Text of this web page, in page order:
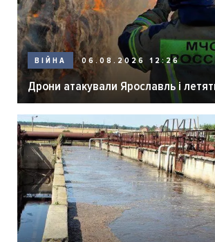
ВІЙНА 06.08.2026 12:26
Дрони атакували Ярославль і